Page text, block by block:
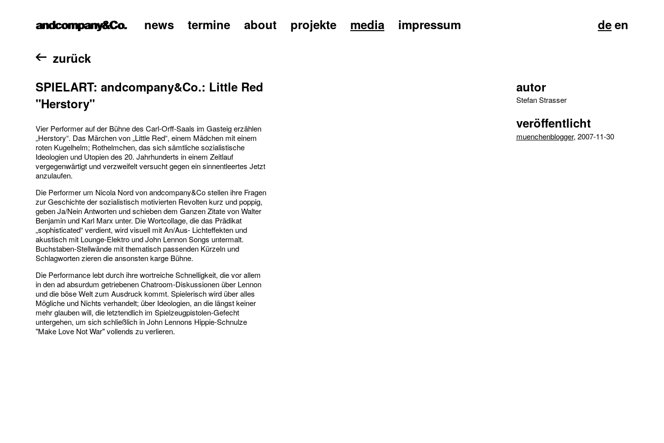
home news termine about projekte media impressum deen
zurück
SPIELART: andcompany&Co.: Little Red
"Herstory"
Vier Performer auf der Bühne des Carl-Orff-Saals im Gasteig erzählen
„Herstory“. Das Märchen von „Little Red“, einem Mädchen mit einem
roten Kugelhelm; Rothelmchen, das sich sämtliche sozialistische
Ideologien und Utopien des 20. Jahrhunderts in einem Zeitlauf
vergegenwärtigt und verzweifelt versucht gegen ein sinnentleertes Jetzt
anzulaufen.
Die Performer um Nicola Nord von andcompany&Co stellen ihre Fragen
zur Geschichte der sozialistisch motivierten Revolten kurz und poppig,
geben Ja/Nein Antworten und schieben dem Ganzen Zitate von Walter
Benjamin und Karl Marx unter. Die Wortcollage, die das Prädikat
„sophisticated“ verdient, wird visuell mit An/Aus- Lichteffekten und
akustisch mit Lounge-Elektro und John Lennon Songs untermalt.
Buchstaben-Stellwände mit thematisch passenden Kürzeln und
Schlagworten zieren die ansonsten karge Bühne.
Die Performance lebt durch ihre wortreiche Schnelligkeit, die vor allem
in den ad absurdum getriebenen Chatroom-Diskussionen über Lennon
und die böse Welt zum Ausdruck kommt. Spielerisch wird über alles
Mögliche und Nichts verhandelt; über Ideologien, an die längst keiner
mehr glauben will, die letztendlich im Spielzeugpistolen-Gefecht
untergehen, um sich schließlich in John Lennons Hippie-Schnulze
"Make Love Not War" vollends zu verlieren.
autor
Stefan Strasser
veröffentlicht
muenchenblogger, 2007-11-30